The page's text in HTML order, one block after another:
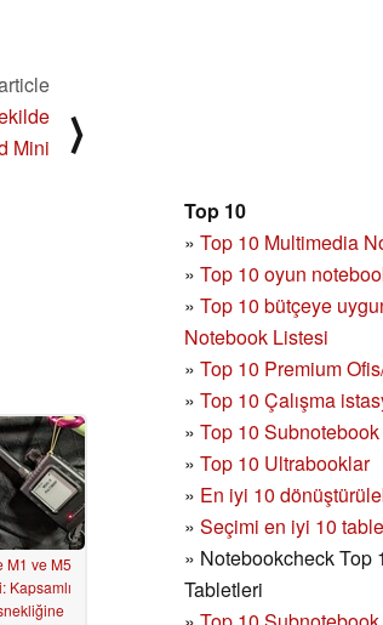
Mini
⟩
Top 10
» Top 10 Multimedia
» Top 10 oyun
» Top 10 bütçeye
Notebook Listesi
» Top 10 Premium
» Top 10 Çalışma
» Top 10
» Top 10 Ultrabooklar
» En iyi 10
» Seçimi en iyi 10
» Notebookcheck Top
Tabletleri
M1 ve M5
Kapsamlı